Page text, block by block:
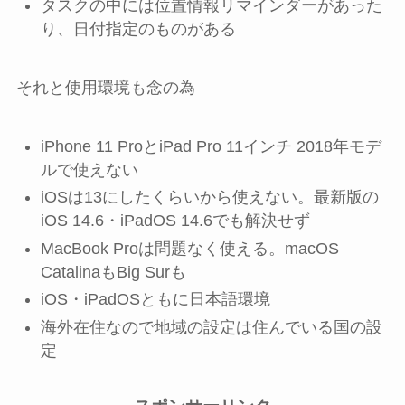
タスクの中には位置情報リマインダーがあった
り、日付指定のものがある
それと使用環境も念の為
iPhone 11 ProとiPad Pro 11インチ 2018年モデ
ルで使えない
iOSは13にしたくらいから使えない。最新版の
iOS 14.6・iPadOS 14.6でも解決せず
MacBook Proは問題なく使える。macOS
CatalinaもBig Surも
iOS・iPadOSともに日本語環境
海外在住なので地域の設定は住んでいる国の設
定